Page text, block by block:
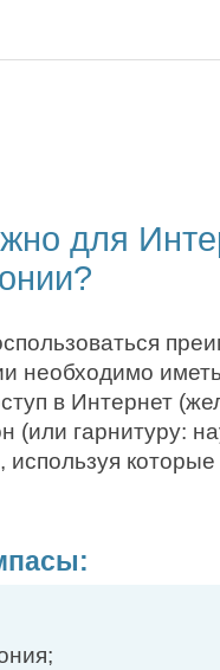
для
необходимо
в Интернет
(или гарнитуру:
которые